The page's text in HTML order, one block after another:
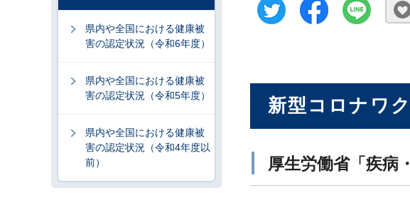
新型コロナワ
厚生労働省「疾病
県内や全国における健康被
害の認定状況（令和6年度）
県内や全国における健康被
害の認定状況（令和5年度）
県内や全国における健康被
害の認定状況（令和4年度以
前）